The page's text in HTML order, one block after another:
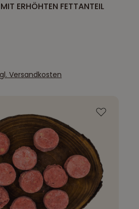
ERHÖHTEN FETTANTEIL
Versandkosten